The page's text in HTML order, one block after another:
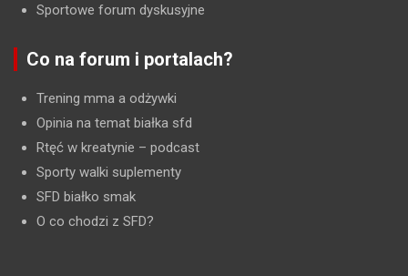
Sportowe forum dyskusyjne
Co na forum i portalach?
Trening mma a odżywki
Opinia na temat białka sfd
Rtęć w kreatynie – podcast
Sporty walki suplementy
SFD białko smak
O co chodzi z SFD?